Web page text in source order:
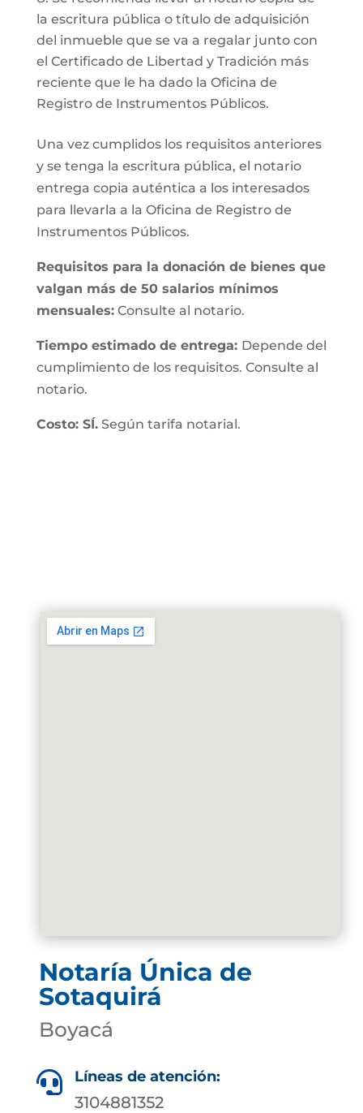
la escritura pública o título de adquisición
del inmueble que se va a regalar junto con
el Certificado de Libertad y Tradición más
reciente que le ha dado la Oficina de
Registro de Instrumentos Públicos.
Una vez cumplidos los requisitos anteriores
y se tenga la escritura pública, el notario
entrega copia auténtica a los interesados
para llevarla a la Oficina de Registro de
Instrumentos Públicos.
Requisitos para la donación de bienes que
valgan más de 50 salarios mínimos
mensuales:Consulte al notario.
Tiempo estimado de entrega: Depende del
cumplimiento de los requisitos. Consulte al
notario.
Costo: SÍ.Según tarifa notarial.
Notaría Única de
Sotaquirá
Boyacá
 Líneas de atención:
3104881352